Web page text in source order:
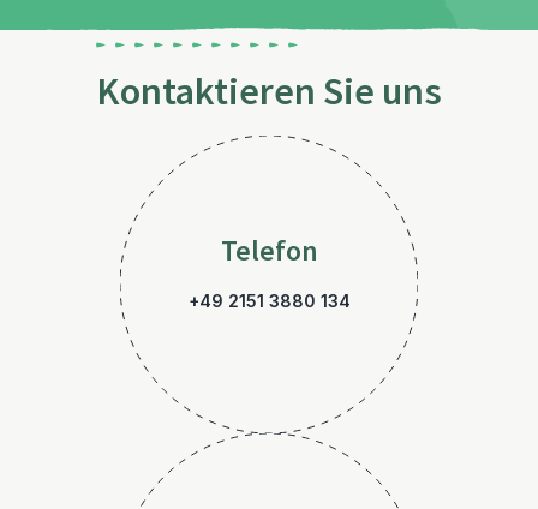
Kontaktieren Sie uns
Telefon
+49 2151 3880 134